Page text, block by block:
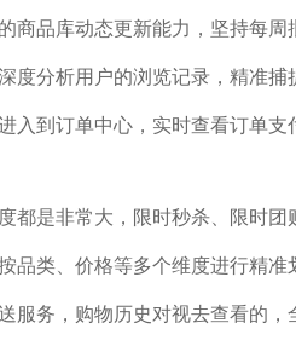
商品库动态更新能力，坚持每
度分析用户的浏览记录，精准
入到订单中心，实时查看订单
都是非常大，限时秒杀、限时
品类、价格等多个维度进行精
服务，购物历史对视去查看的